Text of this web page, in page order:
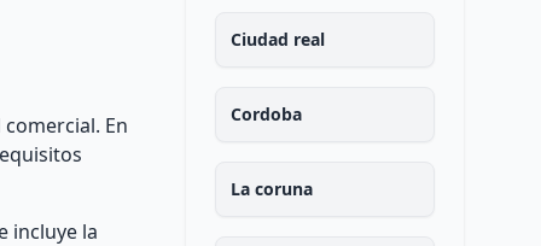
En
incluye la
Ciudad real
Cordoba
La coruna